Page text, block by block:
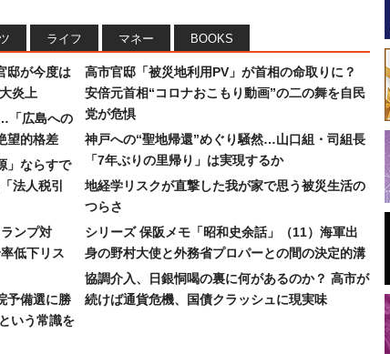
ライフ マネー BOOKS
邸が今度は
炎上
「広島への
望的格差
」ならすで
法人税引
ンプ対
低下リス
予備選に勝
いう常識を
高市官邸「被災地利用PV」が首相の命取りに？
安倍元首相“コロナおこもり動画”の二の舞を自民
党が危惧
神戸への“聖地帰還”めぐり騒然…山口組・司組長
「7年ぶりの里帰り」は実現するか
地経学リスクが直撃した我が家で思う被災生活の
つらさ
シリーズ 保阪メモ「昭和史余話」（11）海軍出
身の野村大使と外務省プロパーとの間の決定的溝
協調介入、日銀恫喝の裏に何があるのか？ 高市が
続けば通貨危機、国債クラッシュに現実味